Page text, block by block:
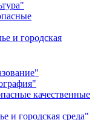
и городская
качественные
и городская среда"